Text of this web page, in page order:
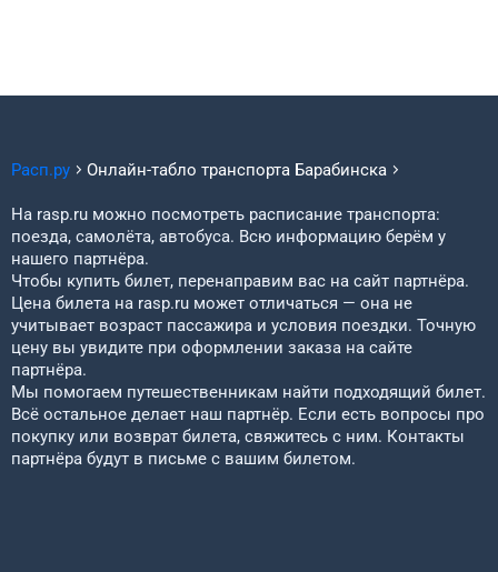
Расп.ру Онлайн-табло транспорта Барабинска
На rasp.ru можно посмотреть расписание транспорта:
поезда, самолёта, автобуса. Всю информацию берём у
нашего партнёра.
Чтобы купить билет, перенаправим вас на сайт партнёра.
Цена билета на rasp.ru может отличаться — она не
учитывает возраст пассажира и условия поездки. Точную
цену вы увидите при оформлении заказа на сайте
партнёра.
Мы помогаем путешественникам найти подходящий билет.
Всё остальное делает наш партнёр. Если есть вопросы про
покупку или возврат билета, свяжитесь с ним. Контакты
партнёра будут в письме с вашим билетом.